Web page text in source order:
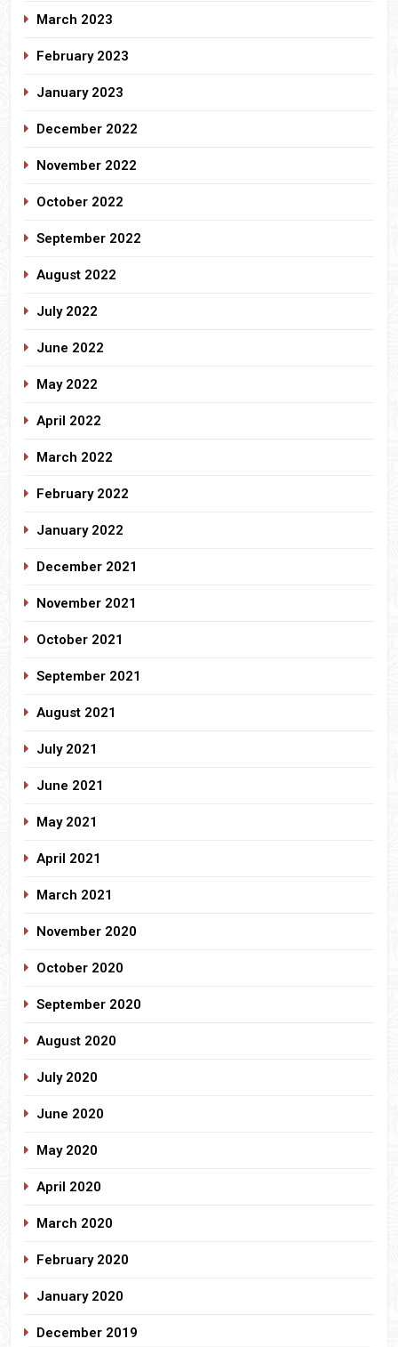
March 2023
February 2023
January 2023
December 2022
November 2022
October 2022
September 2022
August 2022
July 2022
June 2022
May 2022
April 2022
March 2022
February 2022
January 2022
December 2021
November 2021
October 2021
September 2021
August 2021
July 2021
June 2021
May 2021
April 2021
March 2021
November 2020
October 2020
September 2020
August 2020
July 2020
June 2020
May 2020
April 2020
March 2020
February 2020
January 2020
December 2019